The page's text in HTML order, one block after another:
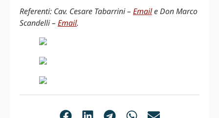
Referenti: Cav. Cesare Tabarrini – Emaile Don Marco
Scandelli – Email.